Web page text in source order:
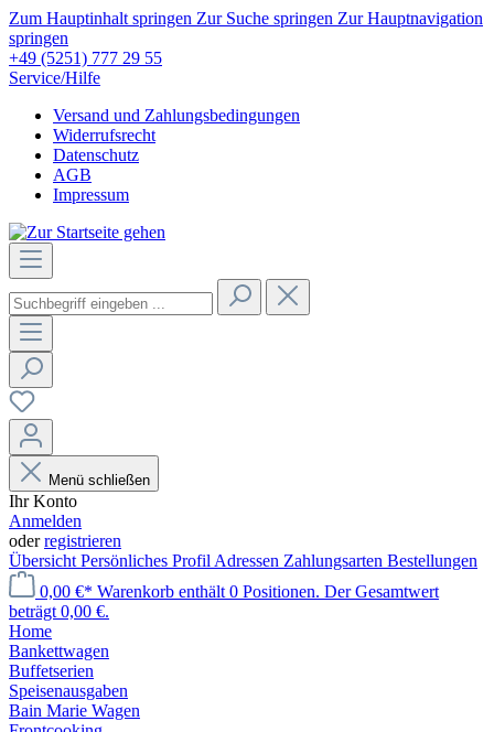
Zum Hauptinhalt springen Zur Suche springen Zur Hauptnavigation
springen
+49 (5251) 777 29 55
Service/Hilfe
Versand und Zahlungsbedingungen
Widerrufsrecht
Datenschutz
AGB
Impressum
Menü schließen
Ihr Konto
Anmelden
oderregistrieren
Übersicht Persönliches Profil Adressen Zahlungsarten Bestellungen
0,00 €* Warenkorb enthält 0 Positionen. Der Gesamtwert
beträgt 0,00 €.
Home
Bankettwagen
Buffetserien
Speisenausgaben
Bain Marie Wagen